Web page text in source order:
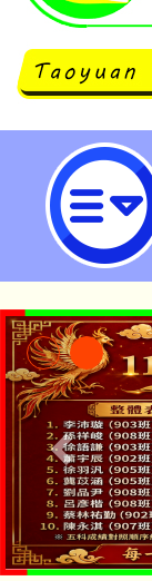
公告本市
及第2次
中學
「